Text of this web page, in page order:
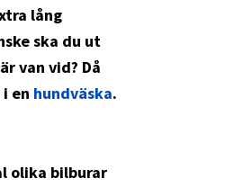
lång
ska du ut
van vid? Då
en hundväska.
olika bilburar